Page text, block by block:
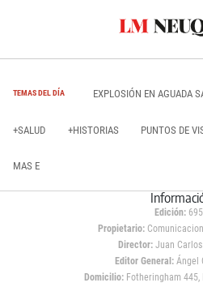
TEMAS DEL DÍA EXPLOSIÓN EN AGUADA
+SALUD +HISTORIAS PUNTOS DE
MAS E
Edición:
Propietario:
Director: Juan
Editor General:Ángel
Domicilio:Fotheringham 445,